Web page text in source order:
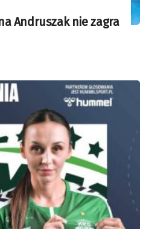
Andruszak nie zagra